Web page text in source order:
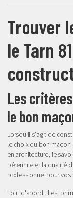
Trouver
le Tarn
Les
le bon
Lorsqu'il s'agit de
le choix du bon maçon
en architecture, le
pérennité et la qualité
professionnel pour vos
Tout d'abord, il est